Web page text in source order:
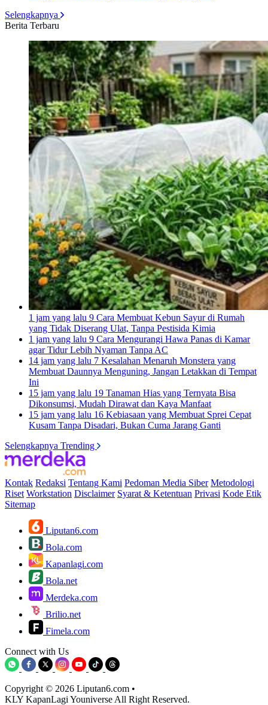
Selengkapnya
Berita Terbaru
1 jam yang lalu 9 Cara Membuat Kebun Sayur di Rumah
yang Tidak Diserang Ulat, Tanpa Pestisida Kimia
1 jam yang lalu 9 Cara Mengurangi Hawa Panas di Kamar
agar Tidur Lebih Nyaman Tanpa AC
14 jam yang lalu 7 Kesalahan Menaruh Monstera yang
Membuat Daunnya Menguning, Jangan Letakkan di Tempat
Ini
15 jam yang lalu 19 Tanaman Hias yang Ternyata Bisa
Dikonsumsi, Mudah Dirawat dan Kaya Manfaat
15 jam yang lalu 16 Kebiasaan yang Membuat Sprei Cepat
Kusam Tanpa Disadari, Bukan Cuma Jarang Ganti
Selengkapnya Trending
Kontak Redaksi Tentang Kami Pedoman Media Siber Metodologi
Riset Workstation Disclaimer Syarat & Ketentuan Privasi Kode Etik
Sitemap
Liputan6.com
Bola.com
Kapanlagi.com
Bola.net
Merdeka.com
Brilio.net
Fimela.com
Connect with Us
Copyright © 2026 Liputan6.com •
KLY KapanLagi Youniverse All Right Reserved.